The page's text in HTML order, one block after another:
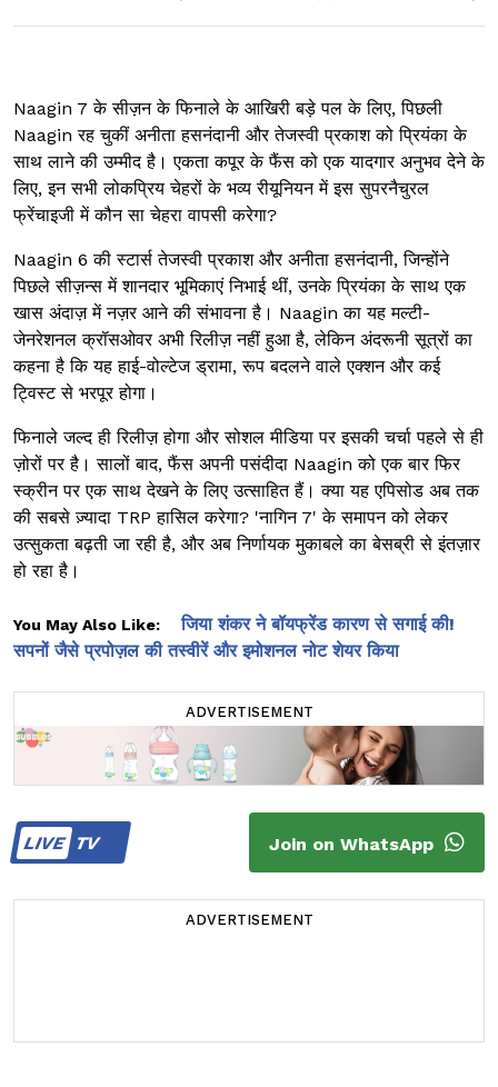
Naagin 7 के सीज़न के फिनाले के आखिरी बड़े पल के लिए, पिछली
Naagin रह चुकीं अनीता हसनंदानी और तेजस्वी प्रकाश को प्रियंका के
साथ लाने की उम्मीद है। एकता कपूर के फैंस को एक यादगार अनुभव देने के
लिए, इन सभी लोकप्रिय चेहरों के भव्य रीयूनियन में इस सुपरनैचुरल
फ्रेंचाइजी में कौन सा चेहरा वापसी करेगा?
Naagin 6 की स्टार्स तेजस्वी प्रकाश और अनीता हसनंदानी, जिन्होंने
पिछले सीज़न्स में शानदार भूमिकाएं निभाई थीं, उनके प्रियंका के साथ एक
खास अंदाज़ में नज़र आने की संभावना है। Naagin का यह मल्टी-
जेनरेशनल क्रॉसओवर अभी रिलीज़ नहीं हुआ है, लेकिन अंदरूनी सूत्रों का
कहना है कि यह हाई-वोल्टेज ड्रामा, रूप बदलने वाले एक्शन और कई
ट्विस्ट से भरपूर होगा।
फिनाले जल्द ही रिलीज़ होगा और सोशल मीडिया पर इसकी चर्चा पहले से ही
ज़ोरों पर है। सालों बाद, फैंस अपनी पसंदीदा Naagin को एक बार फिर
स्क्रीन पर एक साथ देखने के लिए उत्साहित हैं। क्या यह एपिसोड अब तक
की सबसे ज़्यादा TRP हासिल करेगा? 'नागिन 7' के समापन को लेकर
उत्सुकता बढ़ती जा रही है, और अब निर्णायक मुकाबले का बेसब्री से इंतज़ार
हो रहा है।
You May Also Like:
जिया शंकर ने बॉयफ्रेंड कारण से सगाई की!
सपनों जैसे प्रपोज़ल की तस्वीरें और इमोशनल नोट शेयर किया
ADVERTISEMENT
LIVETV Join on WhatsApp
ADVERTISEMENT